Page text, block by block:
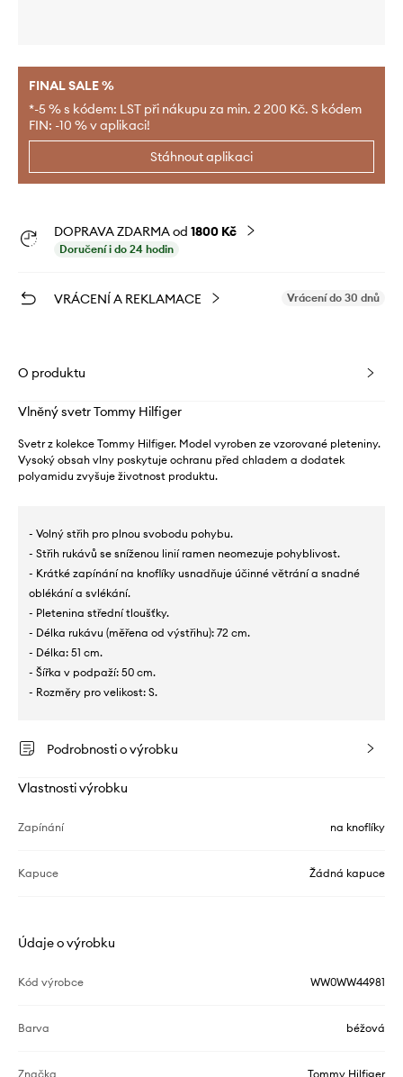
FINAL SALE %
*-5 % s kódem: LST při nákupu za min. 2 200 Kč. S kódem
FIN: -10 % v aplikaci!
Stáhnout aplikaci
DOPRAVA ZDARMA od 1800 Kč
Doručení i do 24 hodin
VRÁCENÍ A REKLAMACE Vrácení do 30 dnů
O produktu
Vlněný svetr Tommy Hilfiger
Svetr z kolekce Tommy Hilfiger. Model vyroben ze vzorované pleteniny.
Vysoký obsah vlny poskytuje ochranu před chladem a dodatek
polyamidu zvyšuje životnost produktu.
- Volný střih pro plnou svobodu pohybu.
- Střih rukávů se sníženou linií ramen neomezuje pohyblivost.
- Krátké zapínání na knoflíky usnadňuje účinné větrání a snadné
oblékání a svlékání.
- Pletenina střední tloušťky.
- Délka rukávu (měřena od výstřihu): 72 cm.
- Délka: 51 cm.
- Šířka v podpaží: 50 cm.
- Rozměry pro velikost: S.
Podrobnosti o výrobku
Vlastnosti výrobku
Zapínání na knoflíky
Kapuce Žádná kapuce
Údaje o výrobku
Kód výrobce WW0WW44981
Barva béžová
Značka Tommy Hilfiger